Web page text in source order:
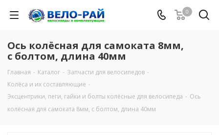
0
Ось колёсная для самоката 8мм,
с болтом, длина 40мм
Главная - Каталог - Запчасти для велосипедов -
Колёса и их составляющие -
Эксцентрики, пеги, гайки и болты колёсные для велосипеда - Ось
колёсная для самоката 8мм, с болтом, длина 40мм